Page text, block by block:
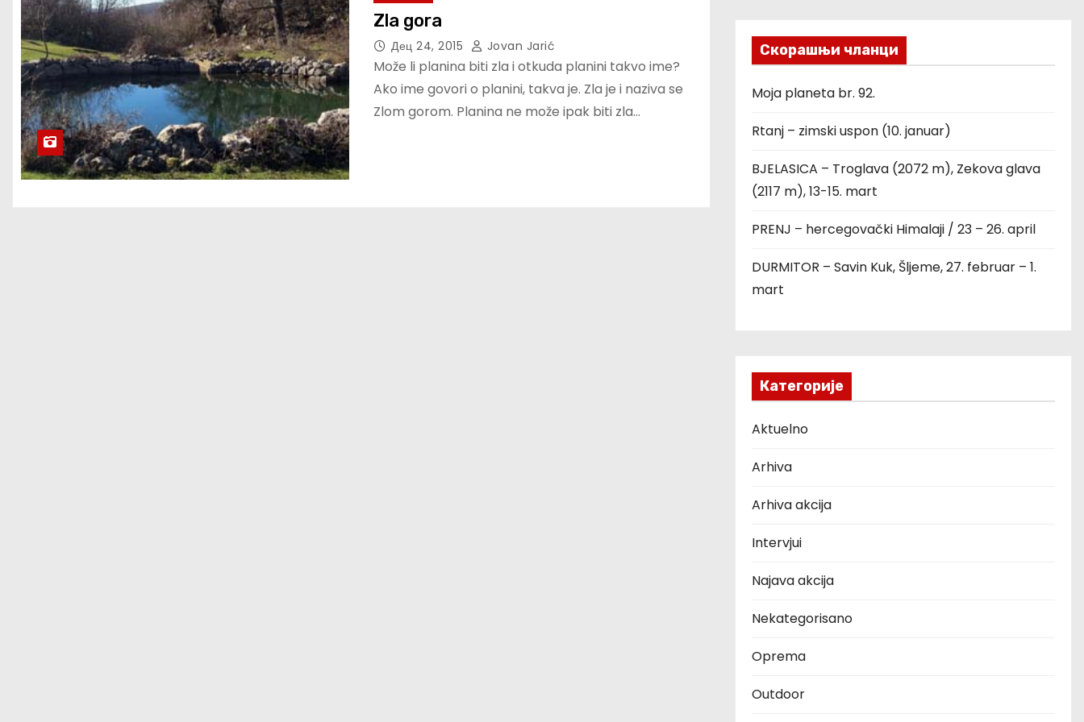
Zla gora
Дец 24, 2015 Jovan Jarić
Može li planina biti zla i otkuda planini takvo ime?
Ako ime govori o planini, takva je. Zla je i naziva se
Zlom gorom. Planina ne može ipak biti zla…
Скорашњи чланци
Moja planeta br. 92.
Rtanj – zimski uspon (10. januar)
BJELASICA – Troglava (2072 m), Zekova glava
(2117 m), 13-15. mart
PRENJ – hercegovački Himalaji / 23 – 26. april
DURMITOR – Savin Kuk, Šljeme, 27. februar – 1.
mart
Категорије
Aktuelno
Arhiva
Arhiva akcija
Intervjui
Najava akcija
Nekategorisano
Oprema
Outdoor